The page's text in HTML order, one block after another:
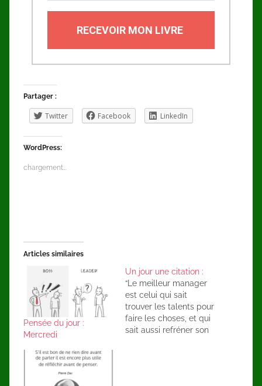
RECEVOIR MON LIVRE
Partager :
Twitter Facebook LinkedIn
WordPress:
chargement…
Articles similaires
Pensée du jour :
Mercredi
Un jour une citation :
“Le meilleur manager
est celui qui sait
trouver les talents pour
faire les choses, et qui
sait aussi refréner son